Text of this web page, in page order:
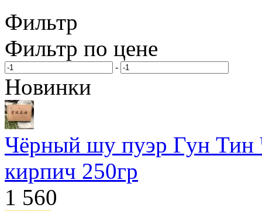
Фильтр
Фильтр по цене
-
Новинки
Чёрный шу пуэр Гун
кирпич 250гр
1 560